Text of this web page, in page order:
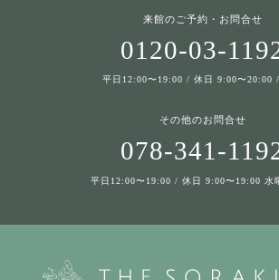
来館のご予約・お問合せ
0120-03-
平日12:00〜19:00 / 休日 9:00〜20:00
その他のお問合せ
078-341-
平日12:00〜19:00 / 休日 9:00〜19:00 水